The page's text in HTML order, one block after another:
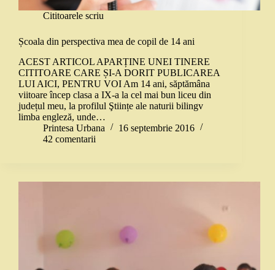
Cititoarele scriu
Școala din perspectiva mea de copil de 14 ani
ACEST ARTICOL APARȚINE UNEI TINERE
CITITOARE CARE ȘI-A DORIT PUBLICAREA
LUI AICI, PENTRU VOI Am 14 ani, săptămâna
viitoare încep clasa a IX-a la cel mai bun liceu din
județul meu, la profilul Ştiințe ale naturii bilingv
limba engleză, unde…
Printesa Urbana
16 septembrie 2016
42 comentarii